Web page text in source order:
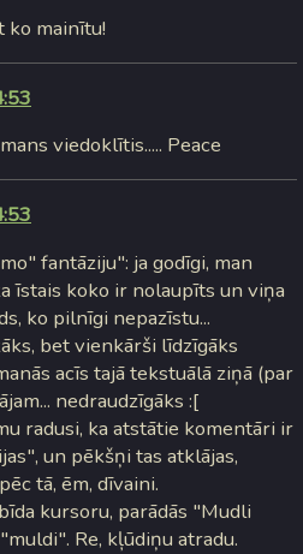
ko mainītu!
viedoklītis..... Peace
fantāziju": ja godīgi, man
īstais koko ir nolaupīts un viņa
ko pilnīgi nepazīstu...
bet vienkārši līdzīgāks
acīs tajā tekstuālā ziņā (par
nedraudzīgāks :[
radusi, ka atstātie komentāri ir
un pēkšņi tas atklājas,
tā, ēm, dīvaini.
kursoru, parādās "Mudli
Re, kļūdiņu atradu.